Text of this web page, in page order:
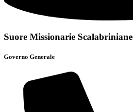
Suore Missionarie Scalabriniane
Governo Generale